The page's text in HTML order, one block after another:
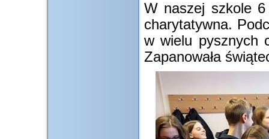
W naszej szkole 6
charytatywna.
w wielu pysznych
Zapanowała